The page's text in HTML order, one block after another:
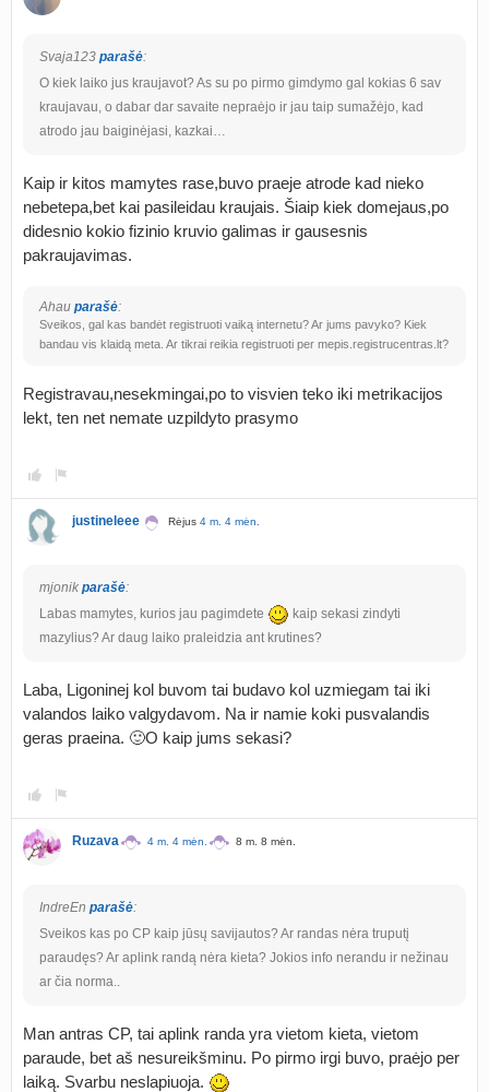
Svaja123 parašė:
O kiek laiko jus kraujavot? As su po pirmo gimdymo gal kokias 6 sav
kraujavau, o dabar dar savaite nepraėjo ir jau taip sumažėjo, kad
atrodo jau baiginėjasi, kazkai…
Kaip ir kitos mamytes rase,buvo praeje atrode kad nieko
nebetepa,bet kai pasileidau kraujais. Šiaip kiek domejaus,po
didesnio kokio fizinio kruvio galimas ir gausesnis
pakraujavimas.
Ahau parašė:
Sveikos, gal kas bandėt registruoti vaiką internetu? Ar jums pavyko? Kiek
bandau vis klaidą meta. Ar tikrai reikia registruoti per mepis.registrucentras.lt?
Registravau,nesekmingai,po to visvien teko iki metrikacijos
lekt, ten net nemate uzpildyto prasymo
justineleee Rėjus 4 m. 4 mėn.
mjonik parašė:
Labas mamytes, kurios jau pagimdete
kaip sekasi zindyti
mazylius? Ar daug laiko praleidzia ant krutines?
Laba, Ligoninej kol buvom tai budavo kol uzmiegam tai iki
valandos laiko valgydavom. Na ir namie koki pusvalandis
geras praeina. 🙂O kaip jums sekasi?
Ruzava 4 m. 4 mėn. 8 m. 8 mėn.
IndreEn parašė:
Sveikos kas po CP kaip jūsų savijautos? Ar randas nėra truputį
paraudęs? Ar aplink randą nėra kieta? Jokios info nerandu ir nežinau
ar čia norma..
Man antras CP, tai aplink randa yra vietom kieta, vietom
paraude, bet aš nesureikšminu. Po pirmo irgi buvo, praėjo per
laiką. Svarbu neslapiuoja.